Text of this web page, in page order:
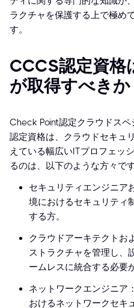
ラクチャを保護する上で極め
す。
CCCS認定資格
が取得すべきか
Check Point認定クラウドス
認定資格は、クラウドセキュ
えている幅広いITプロフェッ
るのは、以下のような方々です
セキュリティエンジニア
境におけるセキュリティ
する方。
クラウドアーキテクトお
ストラクチャを管理し、
ームレスに統合する必要
ネットワークエンジニア
おけるネットワークセキ